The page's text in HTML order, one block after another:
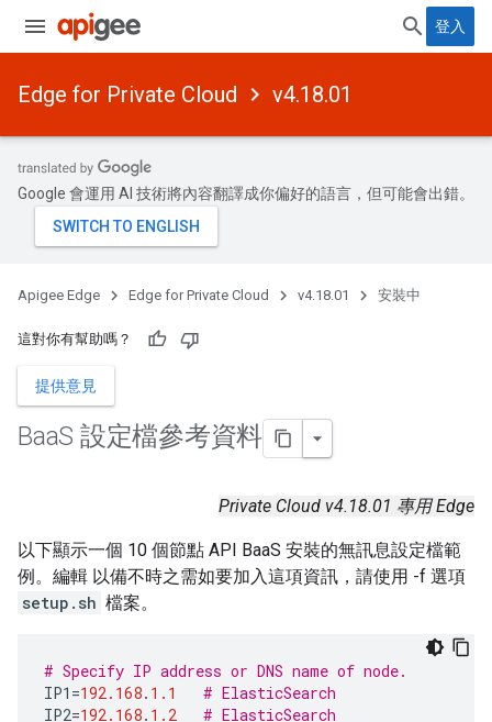
登入
Edge for Private Cloud v4.18.01
Google 會運用 AI 技術將內容翻譯成你偏好的語言，但可能會出錯。
Apigee Edge Edge for Private Cloud v4.18.01 安裝中
這對你有幫助嗎？
提供意見
BaaS 設定檔參考資料
Private Cloud v4.18.01 專用 Edge
以下顯示一個 10 個節點 API BaaS 安裝的無訊息設定檔範
例。編輯 以備不時之需如要加入這項資訊，請使用 -f 選項
setup.sh 檔案。
# Specify IP address or DNS name of node.
IP1 =192.168. 1.1
# ElasticSearch
IP2=192.168. 1.2
# ElasticSearch